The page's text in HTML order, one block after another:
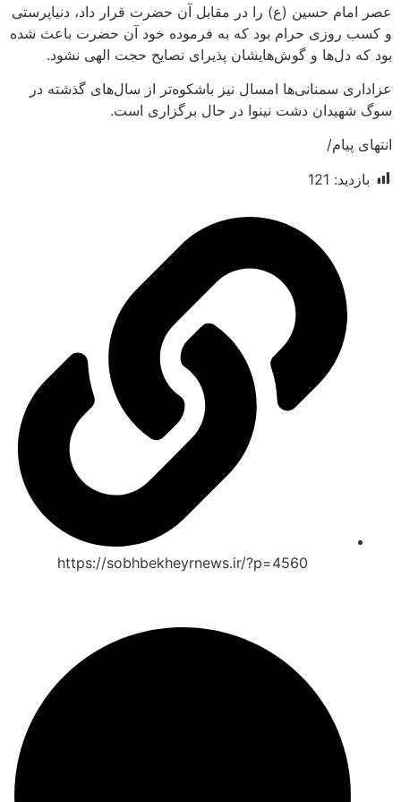
حسین (ع) را در مقابل آن حضرت قرار داد، دنیاپرستی
حرام بود که به فرموده خود آن حضرت باعث شده
و گوش‌هایشان پذیرای نصایح حجت الهی نشود.
سمنانی‌ها امسال نیز باشکوه‌تر از سال‌های گذشته در
دشت نینوا در حال برگزاری است.
121
https://sobhbekheyrnews.ir/?p=4560